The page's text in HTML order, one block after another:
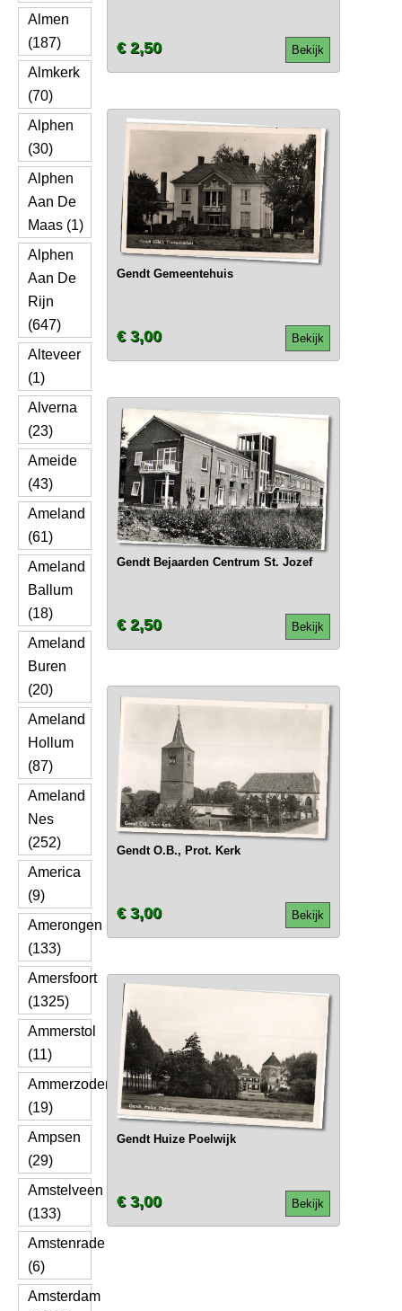
Almen
(187)
Almkerk
(70)
Alphen
(30)
Alphen
Aan De
Maas (1)
Alphen
Aan De
Rijn
(647)
Alteveer
(1)
Alverna
(23)
Ameide
(43)
Ameland
(61)
Ameland
Ballum
(18)
Ameland
Buren
(20)
Ameland
Hollum
(87)
Ameland
Nes
(252)
America
(9)
Amerongen
(133)
Amersfoort
(1325)
Ammerstol
(11)
Ammerzoden
(19)
Ampsen
(29)
Amstelveen
(133)
Amstenrade
(6)
Amsterdam
Bekijk
€ 2,50
Gendt Gemeentehuis
Bekijk
€ 3,00
Gendt Bejaarden Centrum St. Jozef
Bekijk
€ 2,50
Gendt O.B., Prot. Kerk
Bekijk
€ 3,00
Gendt Huize Poelwijk
Bekijk
€ 3,00